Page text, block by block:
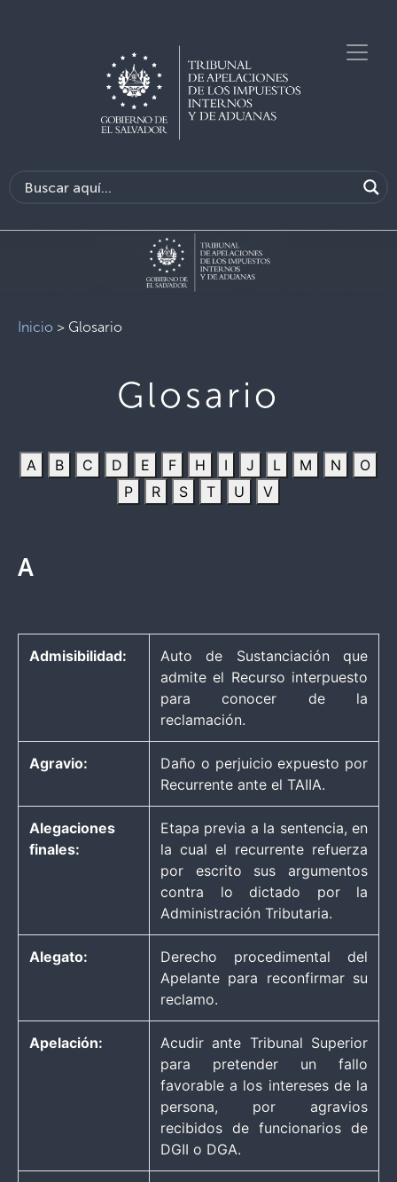
Inicio > Glosario
Glosario
A B C D E F H I J L M N
O
P
R S T U V
A
Admisibilidad:
Auto de Sustanciación que
admite el Recurso interpuesto
para conocer de la
reclamación.
Agravio:
Daño o perjuicio expuesto por
Recurrente ante el TAIIA.
Alegaciones
finales:
Etapa previa a la sentencia, en
la cual el recurrente refuerza
por escrito sus argumentos
contra lo dictado por la
Administración Tributaria.
Alegato:
Derecho procedimental del
Apelante para reconfirmar su
reclamo.
Apelación:
Acudir ante Tribunal Superior
para pretender un fallo
favorable a los intereses de la
persona, por agravios
recibidos de funcionarios de
DGII o DGA.